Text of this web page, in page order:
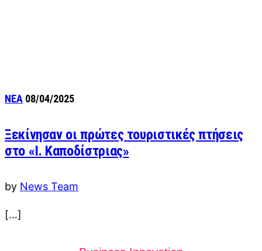
ΝΕΑ 08/04/2025
Ξεκίνησαν οι πρώτες τουριστικές πτήσεις
στο «Ι. Καποδίστριας»
by News Team
[…]